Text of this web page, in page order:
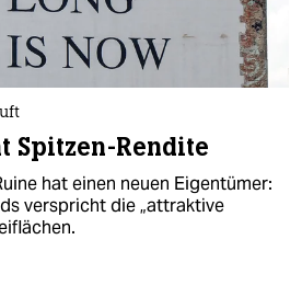
Spitzen-Rendite
hat einen neuen Eigentümer:
verspricht die „attraktive